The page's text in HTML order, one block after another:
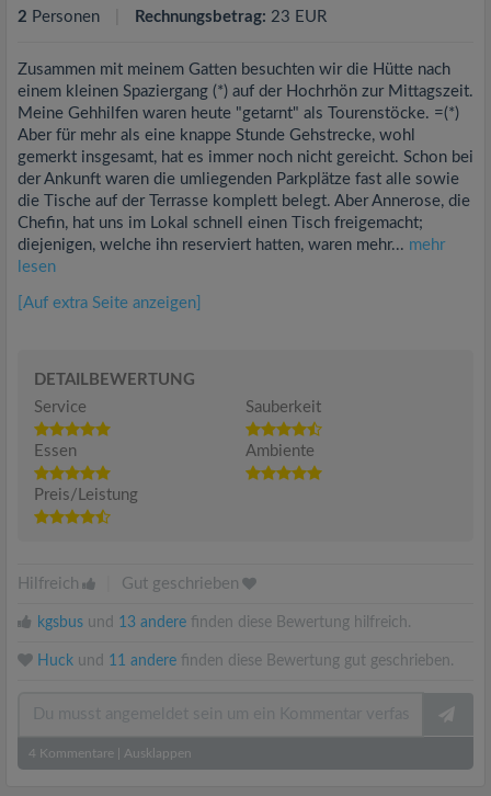
2 Personen Rechnungsbetrag: 23 EUR
Zusammen mit meinem Gatten besuchten wir die Hütte nach
einem kleinen Spaziergang (*) auf der Hochrhön zur Mittagszeit.
Meine Gehhilfen waren heute "getarnt" als Tourenstöcke. =(*)
Aber für mehr als eine knappe Stunde Gehstrecke, wohl
gemerkt insgesamt, hat es immer noch nicht gereicht. Schon bei
der Ankunft waren die umliegenden Parkplätze fast alle sowie
die Tische auf der Terrasse komplett belegt. Aber Annerose, die
Chefin, hat uns im Lokal schnell einen Tisch freigemacht;
diejenigen, welche ihn reserviert hatten, waren mehr... mehr
lesen
[Auf extra Seite anzeigen]
DETAILBEWERTUNG
Service
Sauberkeit
Essen Ambiente
Preis/Leistung
Hilfreich Gut geschrieben
kgsbus und 13 andere finden diese Bewertung hilfreich.
Huck und 11 andere finden diese Bewertung gut geschrieben.
4 Kommentare Ausklappen